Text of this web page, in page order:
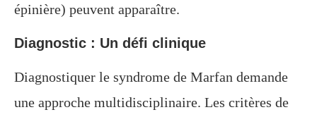
épinière) peuvent apparaître.
Diagnostic : Un défi clinique
Diagnostiquer le syndrome de Marfan demande
une approche multidisciplinaire. Les critères de